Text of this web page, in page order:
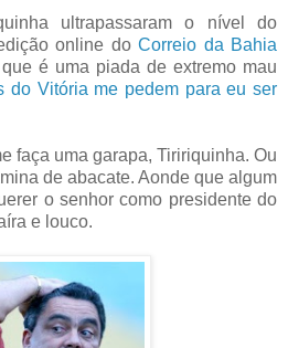
ultrapassaram o nível do
online do Correio da Bahia
é uma piada de extremo mau
do Vitória me pedem para eu ser
faça uma garapa, Tiririquinha. Ou
de abacate. Aonde que algum
o senhor como presidente do
e louco.